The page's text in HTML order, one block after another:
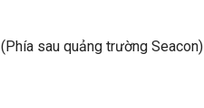
sau quảng trường Seacon)